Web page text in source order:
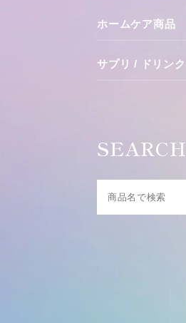
ホームケア商品
サプリ / ドリンク
SEARCH